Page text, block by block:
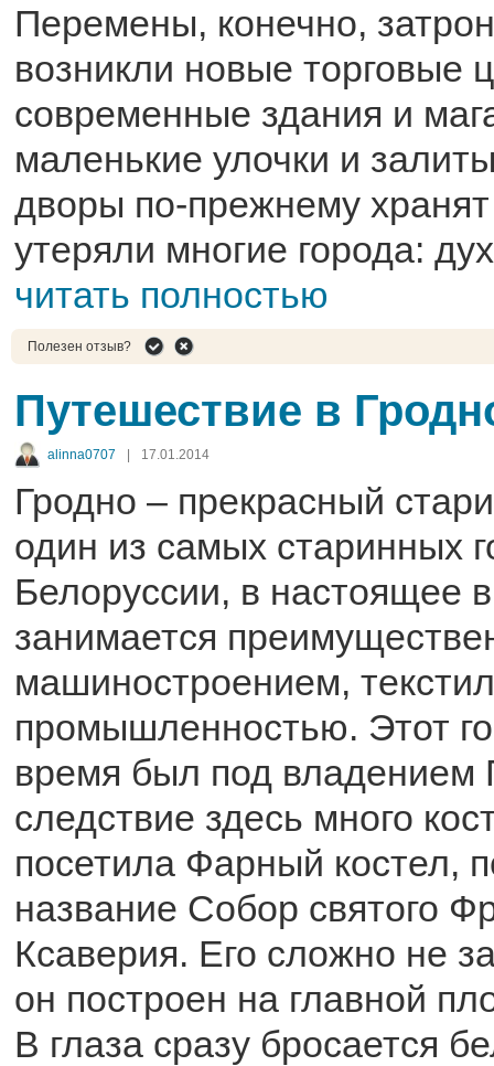
Перемены, конечно,
возникли новые торговые
современные здания и
маленькие улочки и
дворы по-прежнему хранят
утеряли многие города:
читать полностью
Полезен отзыв?
Путешествие в
alinna0707 | 17.01.2014
Гродно – прекрасный
один из самых старинных
Белоруссии, в настоящее
занимается
машиностроением,
промышленностью. Этот
время был под владением
следствие здесь много
посетила Фарный костел,
название Собор святого
Ксаверия. Его сложно не
он построен на главной
В глаза сразу бросается